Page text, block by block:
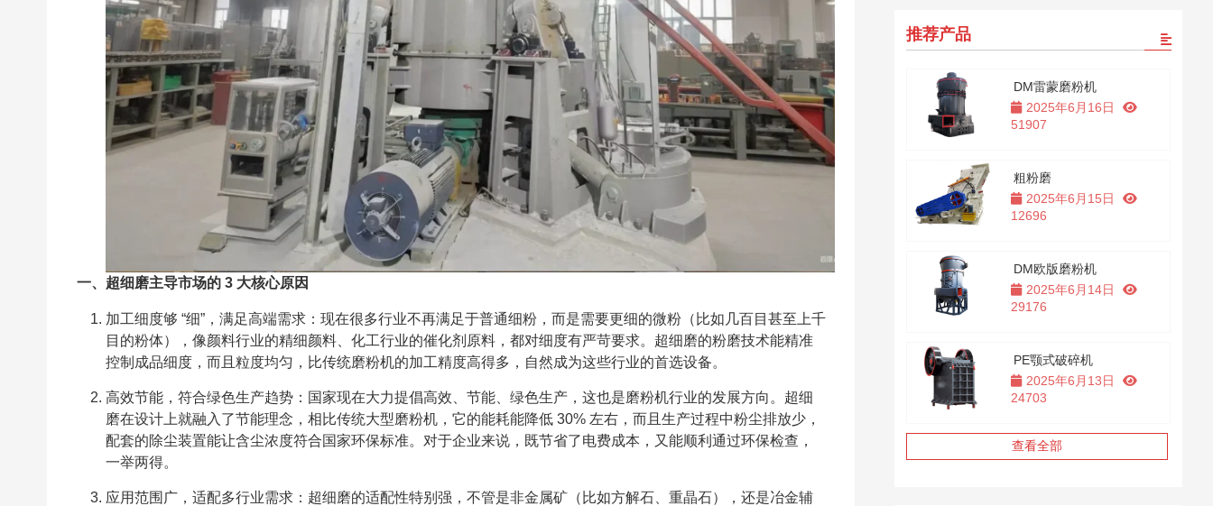
一、超细磨主导市场的 3 大核心原因
加工细度够 “细”，满足高端需求：现在很多行业不再满足于普通细粉，而是需要更细的微粉（比如几百目甚至上千
目的粉体），像颜料行业的精细颜料、化工行业的催化剂原料，都对细度有严苛要求。超细磨的粉磨技术能精准
控制成品细度，而且粒度均匀，比传统磨粉机的加工精度高得多，自然成为这些行业的首选设备。
高效节能，符合绿色生产趋势：国家现在大力提倡高效、节能、绿色生产，这也是磨粉机行业的发展方向。超细
磨在设计上就融入了节能理念，相比传统大型磨粉机，它的能耗能降低 30% 左右，而且生产过程中粉尘排放少，
配套的除尘装置能让含尘浓度符合国家环保标准。对于企业来说，既节省了电费成本，又能顺利通过环保检查，
一举两得。
应用范围广，适配多行业需求：超细磨的适配性特别强，不管是非金属矿（比如方解石、重晶石），还是冶金辅
推荐产品
DM雷蒙磨粉机
2025年6月16日
51907
粗粉磨
2025年6月15日
12696
DM欧版磨粉机
2025年6月14日
29176
PE颚式破碎机
2025年6月13日
24703
查看全部